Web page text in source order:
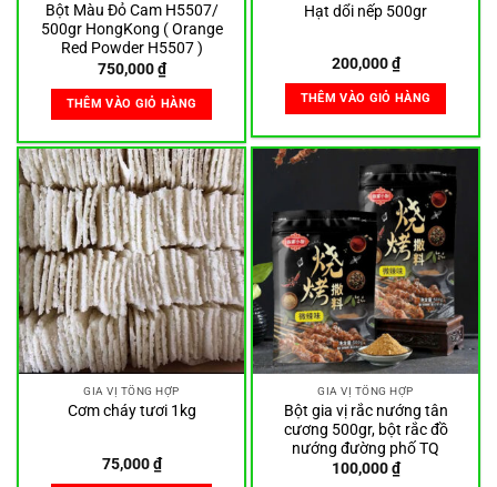
Bột Màu Đỏ Cam H5507/
500gr HongKong ( Orange
Red Powder H5507 )
750,000₫
THÊM VÀO GIỎ HÀNG
Hạt dổi nếp 500gr
200,000₫
THÊM VÀO GIỎ HÀNG
GIA VỊ TỔNG HỢP
Cơm cháy tươi 1kg
75,000₫
GIA VỊ TỔNG HỢP
Bột gia vị rắc nướng tân
cương 500gr, bột rắc đồ
nướng đường phố TQ
100,000₫